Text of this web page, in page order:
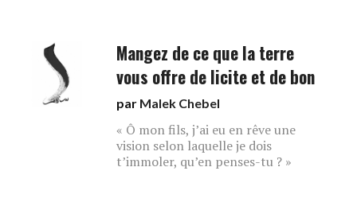
Mangez de ce que la terre
vous offre de licite et de bon
par Malek Chebel
« Ô mon fils, j’ai eu en rêve une
vision selon laquelle je dois
t’immoler, qu’en penses-tu ? »